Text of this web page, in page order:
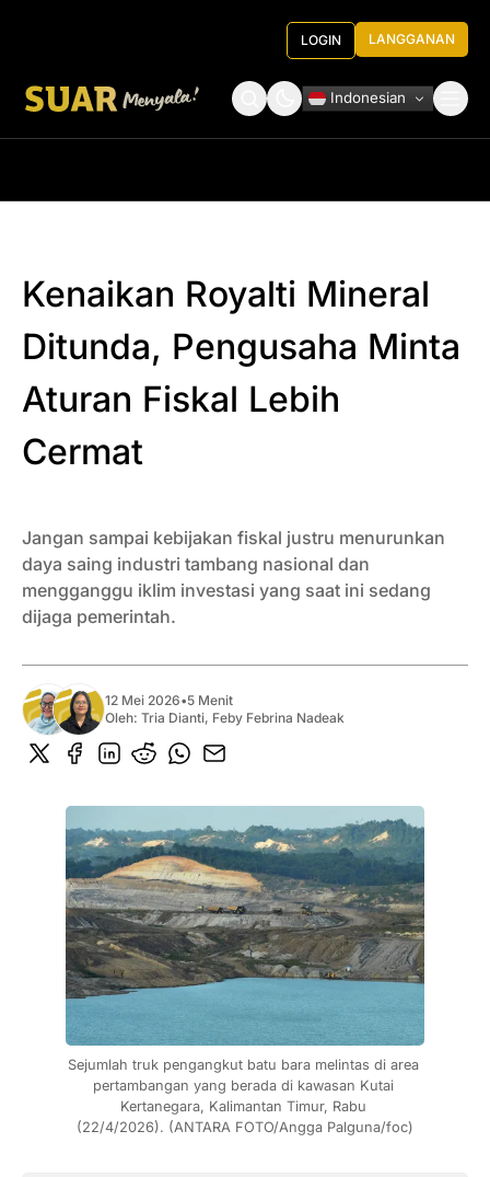
LOGIN LANGGANAN
Indonesian
Kenaikan Royalti Mineral
Ditunda, Pengusaha Minta
Aturan Fiskal Lebih
Cermat
Jangan sampai kebijakan fiskal justru menurunkan
daya saing industri tambang nasional dan
mengganggu iklim investasi yang saat ini sedang
dijaga pemerintah.
12 Mei 2026•5 Menit
Oleh: Tria Dianti, Feby Febrina Nadeak
Sejumlah truk pengangkut batu bara melintas di area
pertambangan yang berada di kawasan Kutai
Kertanegara, Kalimantan Timur, Rabu
(22/4/2026). (ANTARA FOTO/Angga Palguna/foc)